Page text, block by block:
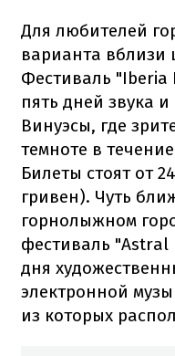
Для любителей
варианта вблизи
Фестиваль "Iberia
пять дней звука
Винуэсы, где
темноте в
Билеты стоят от
гривен). Чуть
горнолыжном
фестиваль "Astral
дня
электронной
из которых